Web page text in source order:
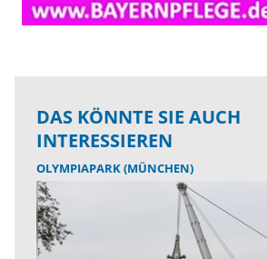
DAS KÖNNTE SIE AUCH
INTERESSIEREN
OLYMPIAPARK (MÜNCHEN)